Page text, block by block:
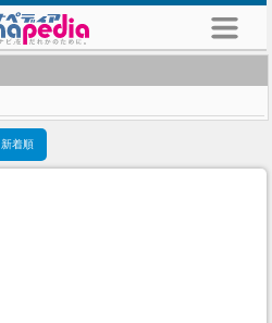
新着順